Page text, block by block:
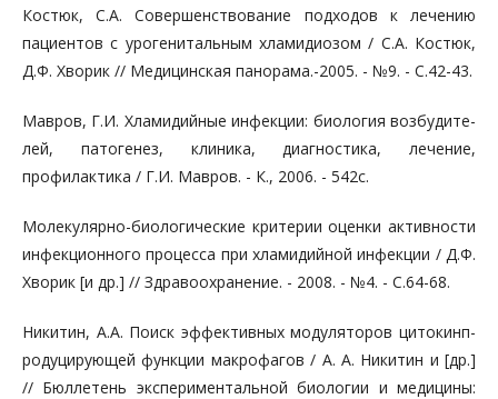
Костюк, С.А. Совершенствование подходов к лечению
паци­ентов с урогенитальным хламидиозом / С.А. Костюк,
Д.Ф. Хворик // Медицинская панорама.-2005. - №9. - С.42-43.
Мавров, Г.И. Хламидийные инфекции: биология возбудите­
лей, патогенез, клиника, диагностика, лечение,
профилактика / Г.И. Мавров. - К., 2006. - 542с.
Молекулярно-биологические критерии оценки активности
инфекционного процесса при хламидийной инфекции / Д.Ф.
Хворик [и др.] // Здравоохранение. - 2008. - №4. - С.64-68.
Никитин, А.А. Поиск эффективных модуляторов цитокинп-
родуцирующей функции макрофагов / А. А. Никитин и [др.]
// Бюл­летень экспериментальной биологии и медицины: